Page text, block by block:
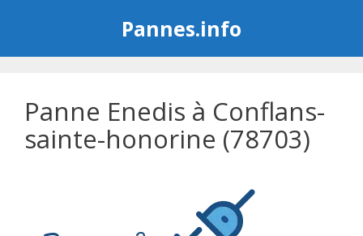
Pannes.info
Panne Enedis à Conflans-
sainte-honorine (78703)